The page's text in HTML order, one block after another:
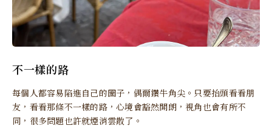
不一樣的路
每個人都容易陷進自己的圈子，偶爾鑽牛角尖。只要抬頭看看朋
友，看看那條不一樣的路，心境會豁然開朗，視角也會有所不
同，很多問題也許就煙消雲散了。